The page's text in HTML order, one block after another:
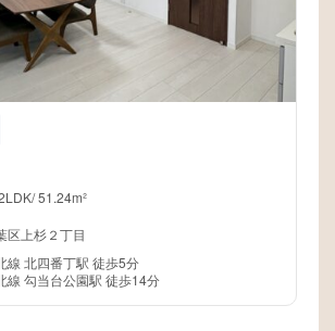
/51.24m²
区上杉２丁目
線 北四番丁駅 徒歩5分
線 勾当台公園駅 徒歩14分